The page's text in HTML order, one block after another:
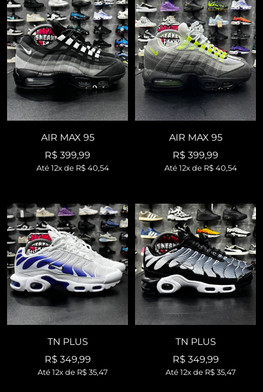
AIR MAX 95
Preço
promocional
R$ 399,99
Até 12x de R$ 40,54
AIR MAX 95
Preço
promocional
R$ 399,99
Até 12x de R$ 40,54
TN PLUS
Preço
promocional
R$ 349,99
Até 12x de R$ 35,47
TN PLUS
Preço
promocional
R$ 349,99
Até 12x de R$ 35,47